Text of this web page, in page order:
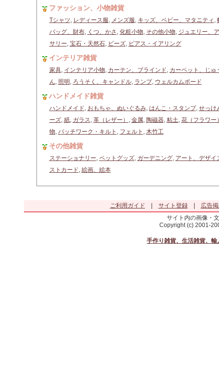
ファッション、小物雑貨
Tシャツ, レディース服, メンズ服, キッズ、ベビー、マタニティ ,
バッグ、財布, くつ、かさ , 化粧小物, その他小物, ジュエリー、
サリー, 宝石・天然石, ビーズ, ピアス・イアリング
インテリア雑貨
家具, インテリア小物, カーテン、ブラインド, カーペット、じゅ
ん, 照明 , ろうそく、キャンドル, ランプ, ウェルカムボード
ハンドメイド雑貨
ハンドメイド, おもちゃ、ぬいぐるみ, はんこ・スタンプ, せっけ
ーズ, 紙, ガラス, 革（レザー） , 金属, 陶磁器, 粘土, 花（フラワー
物, パッチワーク・キルト , フェルト , 木竹工
その他雑貨
ステーショナリー, ペットグッズ, ガーデニング, アート、デザイ
ストカード, 絵画、絵本
ご利用ガイド サイト登録|
広告
サイト内の画像・
Copyright (c) 2001-
手作り雑貨、生活雑貨、